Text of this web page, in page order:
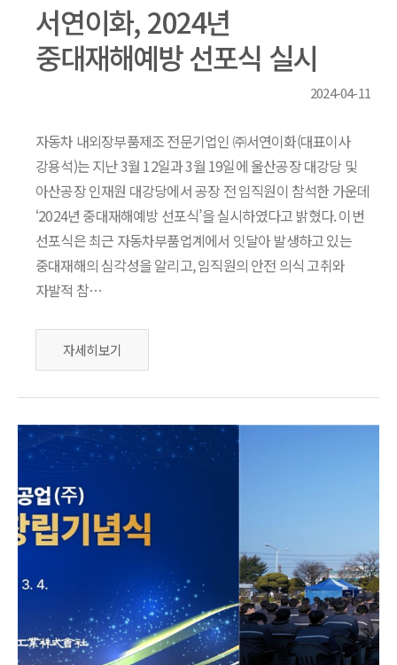
서연이화, 2024년
중대재해예방 선포식 실시
2024-04-11
자동차 내외장부품제조 전문기업인 ㈜서연이화(대표이사
강용석)는 지난 3월 12일과 3월 19일에 울산공장 대강당 및
아산공장 인재원 대강당에서 공장 전 임직원이 참석한 가운데
‘2024년 중대재해예방 선포식’을 실시하였다고 밝혔다. 이번
선포식은 최근 자동차부품업계에서 잇달아 발생하고 있는
중대재해의 심각성을 알리고, 임직원의 안전 의식 고취와
자발적 참…
자세히보기